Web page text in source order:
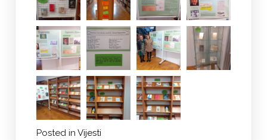
Posted in Vijesti